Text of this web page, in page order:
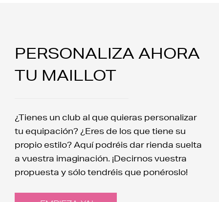
PERSONALIZA AHORA
TU MAILLOT
¿Tienes un club al que quieras personalizar
tu equipación? ¿Eres de los que tiene su
propio estilo? Aquí podréis dar rienda suelta
a vuestra imaginación. ¡Decirnos vuestra
propuesta y sólo tendréis que ponéroslo!